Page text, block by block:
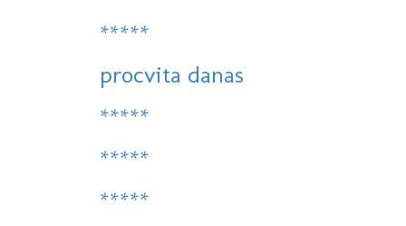
*****
procvita danas
*****
*****
*****